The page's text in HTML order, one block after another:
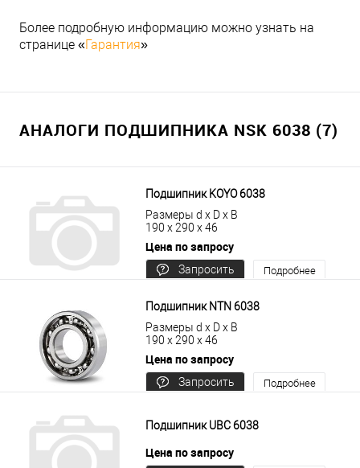
Более подробную информацию можно узнать на
странице «Гарантия»
АНАЛОГИ ПОДШИПНИКА NSK 6038 (7)
Подшипник KOYO 6038
Размеры d x D x B
190 x 290 x 46
Цена по запросу
Запросить
Подробнее
Подшипник NTN 6038
Размеры d x D x B
190 x 290 x 46
Цена по запросу
Запросить
Подробнее
Подшипник UBC 6038
Цена по запросу